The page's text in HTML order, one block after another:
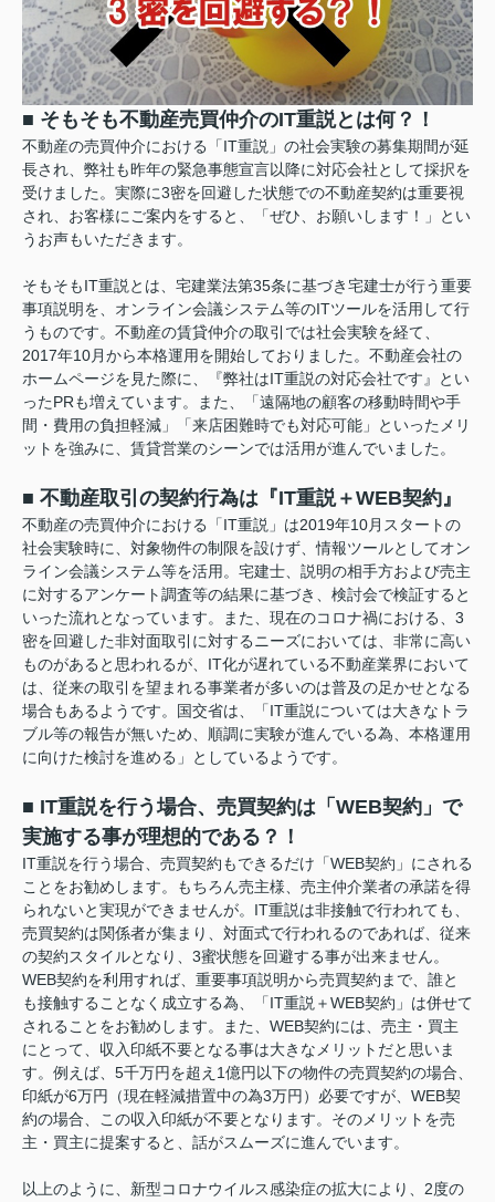
■ そもそも不動産売買仲介のIT重説とは何？！
不動産の売買仲介における「IT重説」の社会実験の募集期間が延
長され、弊社も昨年の緊急事態宣言以降に対応会社として採択を
受けました。実際に3密を回避した状態での不動産契約は重要視
され、お客様にご案内をすると、「ぜひ、お願いします！」とい
うお声もいただきます。
そもそもIT重説とは、宅建業法第35条に基づき宅建士が行う重要
事項説明を、オンライン会議システム等のITツールを活用して行
うものです。不動産の賃貸仲介の取引では社会実験を経て、
2017年10月から本格運用を開始しておりました。不動産会社の
ホームページを見た際に、『弊社はIT重説の対応会社です』とい
ったPRも増えています。また、「遠隔地の顧客の移動時間や手
間・費用の負担軽減」「来店困難時でも対応可能」といったメリ
ットを強みに、賃貸営業のシーンでは活用が進んでいました。
■ 不動産取引の契約行為は『IT重説＋WEB契約』
不動産の売買仲介における「IT重説」は2019年10月スタートの
社会実験時に、対象物件の制限を設けず、情報ツールとしてオン
ライン会議システム等を活用。宅建士、説明の相手方および売主
に対するアンケート調査等の結果に基づき、検討会で検証すると
いった流れとなっています。また、現在のコロナ禍における、3
密を回避した非対面取引に対するニーズにおいては、非常に高い
ものがあると思われるが、IT化が遅れている不動産業界において
は、従来の取引を望まれる事業者が多いのは普及の足かせとなる
場合もあるようです。国交省は、「IT重説については大きなトラ
ブル等の報告が無いため、順調に実験が進んでいる為、本格運用
に向けた検討を進める」としているようです。
■ IT重説を行う場合、売買契約は「WEB契約」で
実施する事が理想的である？！
IT重説を行う場合、売買契約もできるだけ「WEB契約」にされる
ことをお勧めします。もちろん売主様、売主仲介業者の承諾を得
られないと実現ができませんが。IT重説は非接触で行われても、
売買契約は関係者が集まり、対面式で行われるのであれば、従来
の契約スタイルとなり、3蜜状態を回避する事が出来ません。
WEB契約を利用すれば、重要事項説明から売買契約まで、誰と
も接触することなく成立する為、「IT重説＋WEB契約」は併せて
されることをお勧めします。また、WEB契約には、売主・買主
にとって、収入印紙不要となる事は大きなメリットだと思いま
す。例えば、5千万円を超え1億円以下の物件の売買契約の場合、
印紙が6万円（現在軽減措置中の為3万円）必要ですが、WEB契
約の場合、この収入印紙が不要となります。そのメリットを売
主・買主に提案すると、話がスムーズに進んでいます。
以上のように、新型コロナウイルス感染症の拡大により、2度の